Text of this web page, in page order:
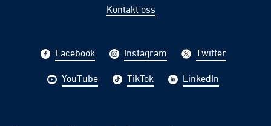
Kontakt oss
Facebook Instagram Twitter
YouTube TikTok LinkedIn